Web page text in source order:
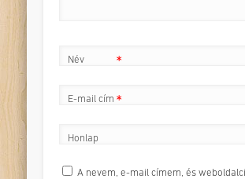
Név *
E-mail cím *
Honlap
A nevem, e-mail címem, és